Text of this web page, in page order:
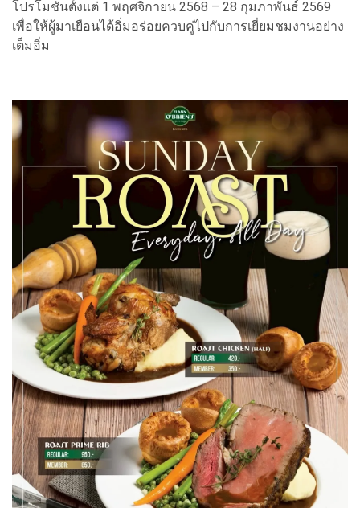
โปรโมชันตั้งแต่ 1 พฤศจิกายน 2568 – 28 กุมภาพันธ์ 2569
เพื่อให้ผู้มาเยือนได้อิ่มอร่อยควบคู่ไปกับการเยี่ยมชมงานอย่าง
เต็มอิ่ม